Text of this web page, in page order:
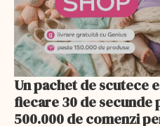
Un pachet de scutece
fiecare 30 de secunde
500.000 de comenzi